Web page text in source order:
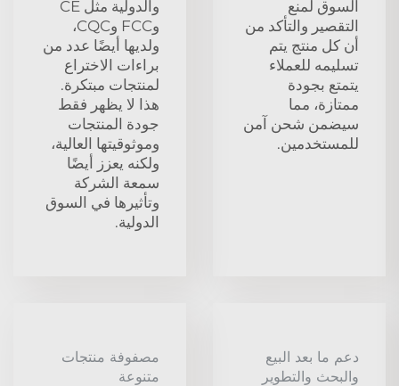
السوق لمنع
التقصير والتأكد من
أن كل منتج يتم
تسليمه للعملاء
يتمتع بجودة
ممتازة، مما
سيضمن شحن آمن
للمستخدمين.
والدولية مثل CE
وFCC وCQC،
ولديها أيضًا عدد من
براءات الاختراع
لمنتجات مبتكرة.
هذا لا يظهر فقط
جودة المنتجات
وموثوقيتها العالية،
ولكنه يعزز أيضًا
سمعة الشركة
وتأثيرها في السوق
الدولية.
دعم ما بعد البيع
والبحث والتطوير
مصفوفة منتجات
متنوعة